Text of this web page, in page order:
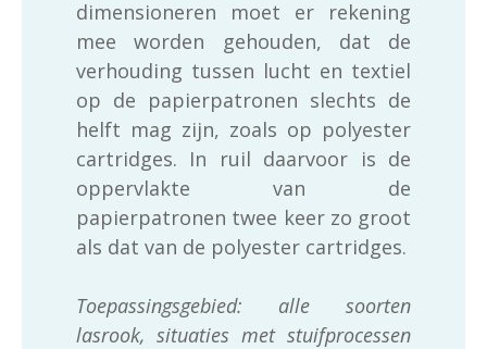
dimensioneren moet er rekening
mee worden gehouden, dat de
verhouding tussen lucht en textiel
op de papierpatronen slechts de
helft mag zijn, zoals op polyester
cartridges. In ruil daarvoor is de
oppervlakte van de
papierpatronen twee keer zo groot
als dat van de polyester cartridges.
Toepassingsgebied: alle soorten
lasrook, situaties met stuifprocessen